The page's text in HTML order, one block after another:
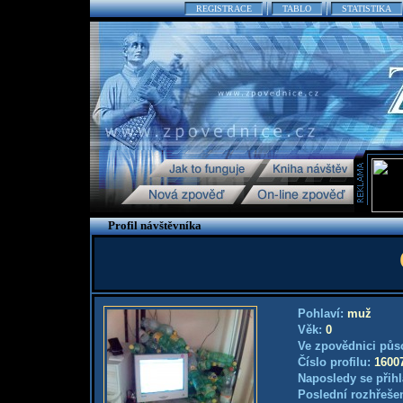
REGISTRACE TABLO STATISTIKA
Profil návštěvníka
Pohlaví: muž
Věk: 0
Ve zpovědnici
Číslo profilu:
Naposledy se
Poslední